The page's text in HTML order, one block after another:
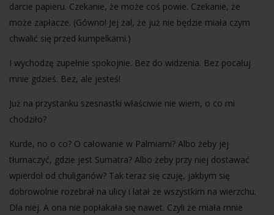
darcie papieru. Czekanie, że może coś powie. Czekanie, że
może zapłacze. (Gówno! Jej żal, że już nie będzie miała czym
chwalić się przed kumpelkami.)
I wychodzę zupełnie spokojnie. Bez do widzenia. Bez pocałuj
mnie gdzieś. Bez, ale jesteś!
Już na przystanku szesnastki właściwie nie wiem, o co mi
chodziło?
Kurde, no o co? O całowanie w Palmiarni? Albo żeby jej
tłumaczyć, gdzie jest Sumatra? Albo żeby przy niej dostawać
wpierdol od chuliganów? Tak teraz się czuję, jakbym się
dobrowolnie rozebrał na ulicy i latał ze wszystkim na wierzchu.
Dla niej. A ona nie popłakała się nawet. Czyli że miała mnie